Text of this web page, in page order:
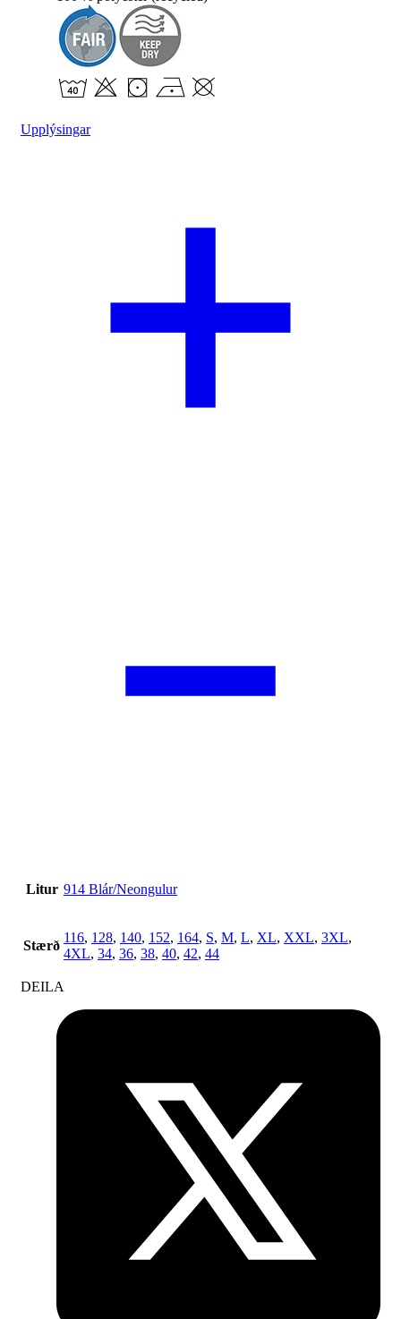
Upplýsingar
Litur 914 Blár/Neongulur
Stærð
116, 128, 140, 152, 164, S, M, L, XL, XXL, 3XL,
4XL, 34, 36, 38, 40, 42, 44
DEILA